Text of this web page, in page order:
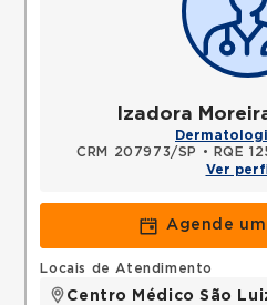
Izadora
CRM 207973/SP
•
RQE
Ver
Agende
Locais de Atendimento
Centro Médico São